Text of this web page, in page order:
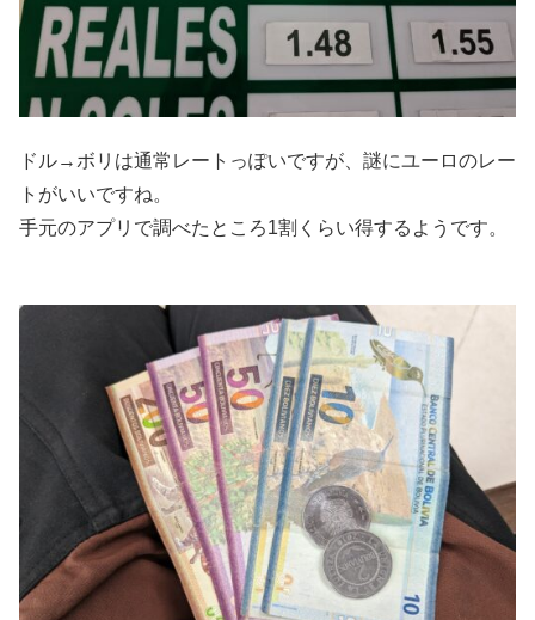
ドル→ボリは通常レートっぽいですが、謎にユーロのレー
トがいいですね。
手元のアプリで調べたところ1割くらい得するようです。